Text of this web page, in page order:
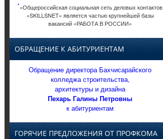
*«Общероссийская социальная сеть деловых контактов
«SKILLSNET» является частью крупнейшей базы
вакансий «РАБОТА В РОССИИ»
ОБРАЩЕНИЕ К АБИТУРИЕНТАМ
Обращение директора Бахчисарайского
колледжа строительства,
архитектуры и дизайна
Пехарь Галины Петровны
к абитуриентам
ГОРЯЧИЕ ПРЕДЛОЖЕНИЯ ОТ ПРОФКОМА